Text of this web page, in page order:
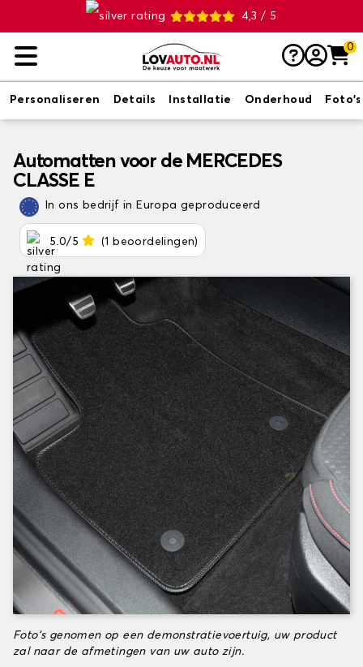
4,3 / 5
0
Personaliseren Details Installatie Onderhoud Foto's
Automatten voor de MERCEDES
CLASSE E
In ons bedrijf in Europa geproduceerd
5.0/5 (1 beoordelingen)
Foto's genomen op een demonstratievoertuig, uw product
zal naar de afmetingen van uw auto zijn.